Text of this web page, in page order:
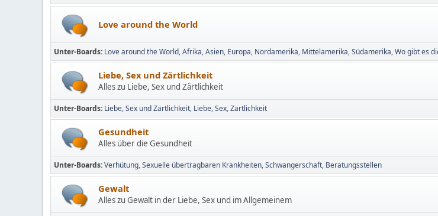
Love around the World
Unter-Boards Love around the World Afrika Asien Europa Nordamerika Mittelamerika Südamerika Wo gibt es
Liebe, Sex und Zärtlichkeit
Alles zu Liebe, Sex und Zärtlichkeit
Unter-Boards Liebe, Sex und Zärtlichkeit Liebe Sex Zärtlichkeit
Gesundheit
Alles über die Gesundheit
Unter-Boards Verhütung Sexuelle übertragbaren Krankheiten Schwangerschaft Beratungsstellen
Gewalt
Alles zu Gewalt in der Liebe, Sex und im Allgemeinem